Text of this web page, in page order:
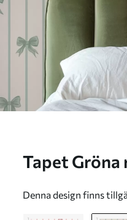
Tapet Gröna
Denna design finns